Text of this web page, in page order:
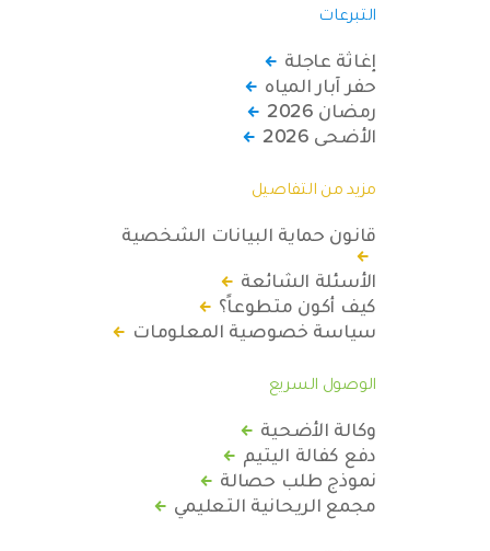
التبرعات
إغاثة عاجلة
حفر آبار المياه
رمضان 2026
الأضحى 2026
مزيد من التفاصيل
قانون حماية البيانات الشخصية
الأسئلة الشائعة
كيف أكون متطوعاً؟
سياسة خصوصية المعلومات
الوصول السريع
وكالة الأضحية
دفع كفالة اليتيم
نموذج طلب حصالة
مجمع الريحانية التعليمي